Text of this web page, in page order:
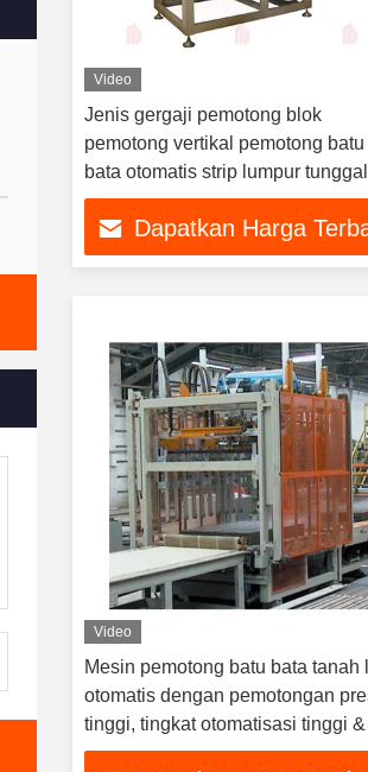
Video
Jenis gergaji pemotong blok
pemotong vertikal pemotong batu
bata otomatis strip lumpur tunggal
ganda
Dapatkan Harga
Video
Mesin pemotong batu bata tanah
otomatis dengan pemotongan
tinggi, tingkat otomatisasi tinggi &
parameter pemotongan yang